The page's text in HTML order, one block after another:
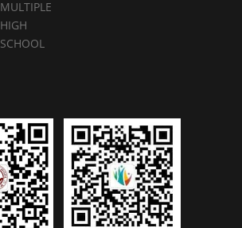
MULTIPLE
HIGH
SCHOOL